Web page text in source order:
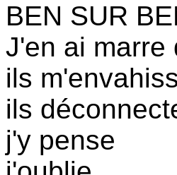
BEN SUR
J'en ai marre
ils
ils
j'y pense